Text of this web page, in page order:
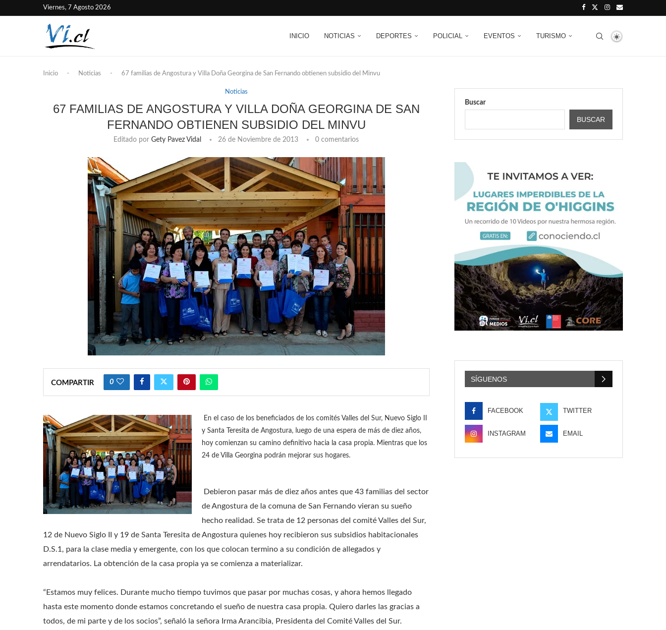
Viernes, 7 Agosto 2026
INICIO NOTICIAS DEPORTES POLICIAL EVENTOS TURISMO
Inicio - Noticias - 67 familias de Angostura y Villa Doña Georgina de San Fernando obtienen subsidio del Minvu
Noticias
67 FAMILIAS DE ANGOSTURA Y VILLA DOÑA GEORGINA DE SAN
FERNANDO OBTIENEN SUBSIDIO DEL MINVU
Editado porGety Pavez Vidal 26 de Noviembre de 2013 0 comentarios
COMPARTIR 0
En el caso de los beneficiados de los comités Valles del Sur, Nuevo Siglo II
y Santa Teresita de Angostura, luego de una espera de más de diez años,
hoy comienzan su camino definitivo hacia la casa propia. Mientras que los
24 de Villa Georgina podrán mejorar sus hogares.
Debieron pasar más de diez años antes que 43 familias del sector
de Angostura de la comuna de San Fernando vieran su sueño
hecho realidad. Se trata de 12 personas del comité Valles del Sur,
12 de Nuevo Siglo II y 19 de Santa Teresita de Angostura quienes hoy recibieron sus subsidios habitacionales
D.S.1, para la clase media y emergente, con los que colocan termino a su condición de allegados y
arrendatarios. La obtención de la casa propia ya se comienza a materializar.
“Estamos muy felices. Durante mucho tiempo tuvimos que pasar por muchas cosas, y ahora hemos llegado
hasta este momento donde estamos concretando el sueño de nuestra casa propia. Quiero darles las gracias a
todos, de mi parte y de los socios”, señaló la señora Irma Arancibia, Presidenta del Comité Valles del Sur.
Buscar
BUSCAR
SÍGUENOS
FACEBOOK TWITTER
INSTAGRAM EMAIL